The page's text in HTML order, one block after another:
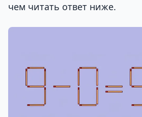
чем читать ответ ниже.